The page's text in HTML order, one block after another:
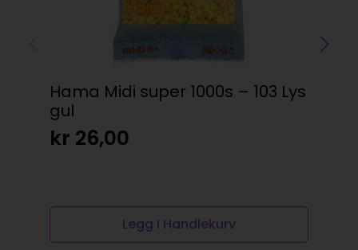
Hama Midi super 1000s – 103 Lys
gul
kr 26,00
Legg I Handlekurv